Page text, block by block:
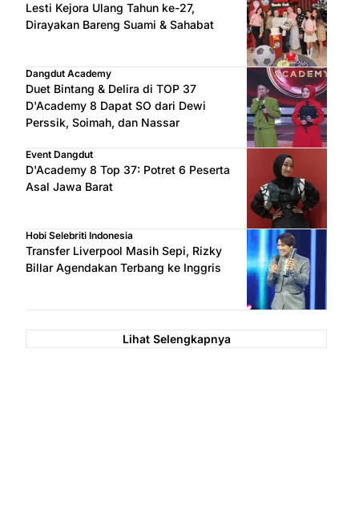
Lesti Kejora Ulang Tahun ke-27,
Dirayakan Bareng Suami & Sahabat
Dangdut Academy
Duet Bintang & Delira di TOP 37
D'Academy 8 Dapat SO dari Dewi
Perssik, Soimah, dan Nassar
Event Dangdut
D'Academy 8 Top 37: Potret 6 Peserta
Asal Jawa Barat
Hobi Selebriti Indonesia
Transfer Liverpool Masih Sepi, Rizky
Billar Agendakan Terbang ke Inggris
Lihat Selengkapnya